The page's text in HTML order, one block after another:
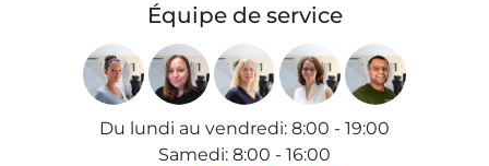
Équipe de service
Du lundi au vendredi: 8:00 - 19:00
Samedi: 8:00 - 16:00